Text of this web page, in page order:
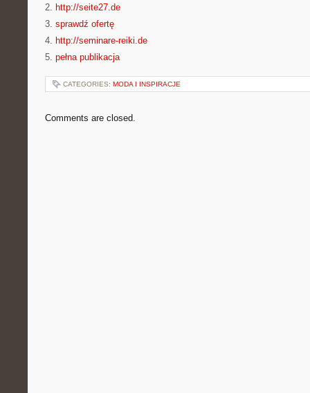
2. http://seite27.de
3. sprawdź ofertę
4. http://seminare-reiki.de
5. pełna publikacja
CATEGORIES: MODA I INSPIRACJE
Comments are closed.